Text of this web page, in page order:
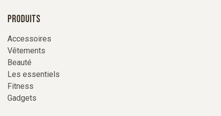
Produits
Accessoires
Vêtements
Beauté
Les essentiels
Fitness
Gadgets